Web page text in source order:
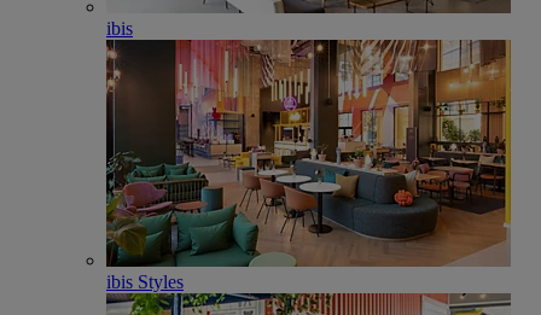
ibis
ibis Styles